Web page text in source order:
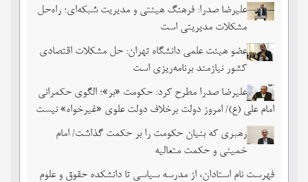
علیرضا صدرا: فرهنگ هیئتی و مدیریت شبکه‌ای؛ راه‌حل
مشکلات مدیریتی است
عضو هیئت علمی دانشگاه تهران: حل مشکلات اقتصادی
کشور نیازمند برنامه‌ریزی است
علیرضا صدرا مطرح کرد: حکومت «بر»؛ الگوی حکمرانی
امام علی (ع)/ امروز دولت برخلاف دولت علوی «غیرخواه» نیست
رهبری که بنیان حکومت را بر حکمت گذاشت/ امام
خمینی و حکمت متعالیه
فهرست نام استادان، از مدرسه سیاسی تا دانشکده حقوق و علوم